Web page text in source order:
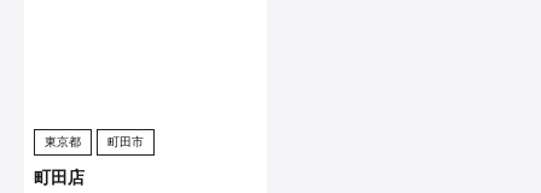
東京都 町田市
町田店